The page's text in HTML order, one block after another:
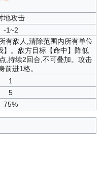
地攻击
-1~2
有敌人,清除范围内所有单位
】。敌方目标【命中】降低
,持续2回合,不可叠加。攻击
前进1格。
1
5
75%